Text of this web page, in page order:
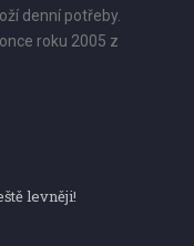
denní potřeby.
roku 2005 z
levněji!